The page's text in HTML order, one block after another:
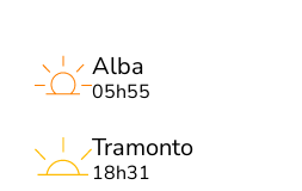
Alba
05h55
Tramonto
18h31